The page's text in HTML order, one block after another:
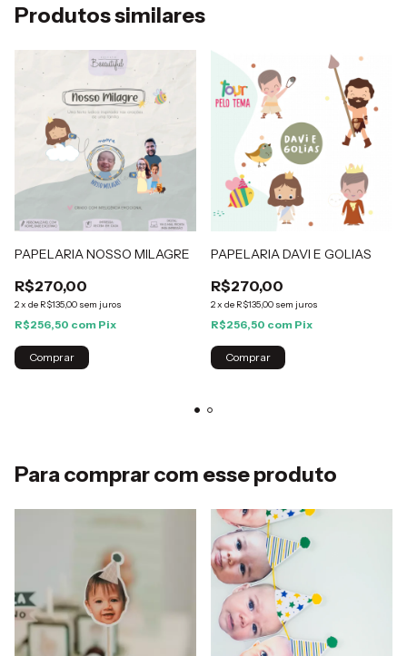
Produtos similares
PAPELARIA NOSSO MILAGRE
R$270,00
2x de R$135,00 sem juros
R$256,50 com Pix
Comprar
PAPELARIA DAVI E GOLIAS
R$270,00
2x de R$135,00 sem juros
R$256,50 com Pix
Comprar
Para comprar com esse produto